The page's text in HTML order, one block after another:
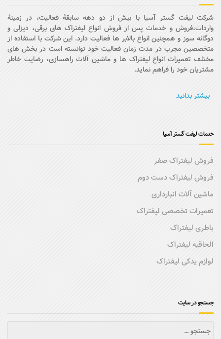
شرکت لیفت گستر آسیا با بیش از دو دهه سابقۀ فعالیت، در زمینۀ
واردات،فروش و خدمات پس از فروش انواع لیفتراک های برقی، دیزلی و
دوگانه سوز و همچنین انواع بالابر ها فعالیت دارد. این شرکت با استفاده از
متخصصین مجرب در مدت زمان فعالیت خود توانسته است در بخش های
مختلف تعمیرات انواع لیفتراک ها و ماشین آلات راهسازی، رضایت خاطر
مشتریان خود را فراهم نماید.
بیشتر بدانید
خدمات لیفت گستر آسیا
فروش لیفتراک صفر
فروش لیفتراک دست دوم
ماشین آلات انبارداری
تعمیرات تخصصی لیفتراک
باطری لیفتراک
الحاقیه لیفتراک
لوازم یدکی لیفتراک
جستجو در سایت